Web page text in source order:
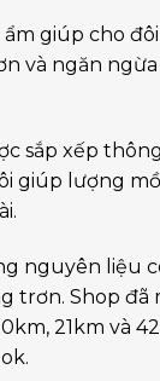
ẩm giúp cho
và ngăn
sắp xếp
giúp lượng
nguyên liệu
trơn. Shop đã
21km và